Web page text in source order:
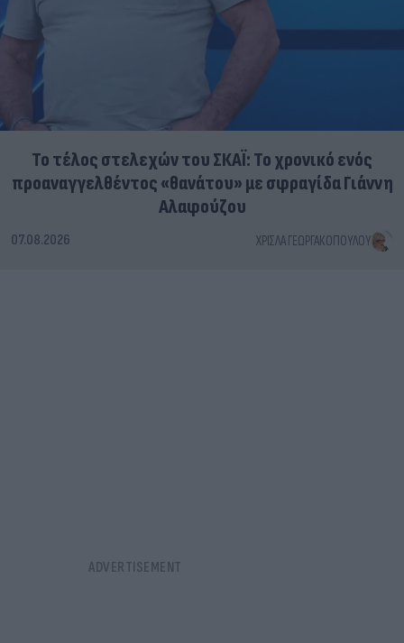
Το τέλος στελεχών του ΣΚΑΪ: Το χρονικό ενός
προαναγγελθέντος «θανάτου» με σφραγίδα Γιάννη
Αλαφούζου
07.08.2026 ΧΡΊΣΛΑ ΓΕΩΡΓΑΚΟΠΟΎΛΟΥ